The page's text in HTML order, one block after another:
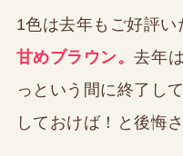
1色は去年もご好評い
甘めブラウン。去年
っという間に終了し
しておけば！と後悔